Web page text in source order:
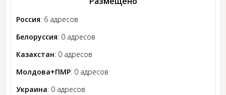
Россия: 6 адресов
Белоруссия: 0 адресов
Казахстан: 0 адресов
Молдова+ПМР: 0 адресов
Украина: 0 адресов